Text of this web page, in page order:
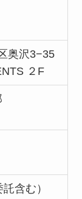
奥沢3−35
２F
含む）